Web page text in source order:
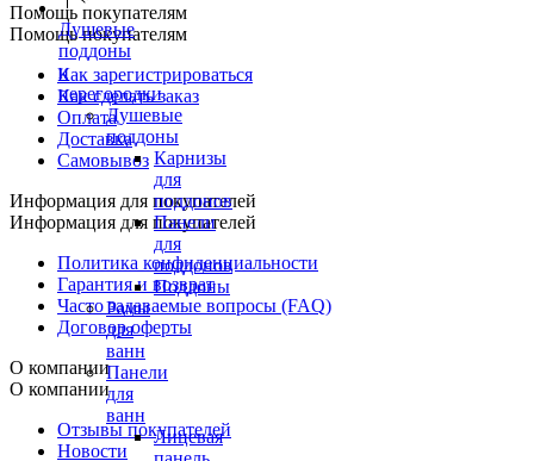
Душевые
поддоны
и
перегородки
Душевые
поддоны
Карнизы
для
поддонов
Панели
для
поддонов
Поддоны
Рамы
для
ванн
Панели
для
ванн
Лицевая
Помощь покупателям
Помощь покупателям
Как зарегистрироваться
Как сделать заказ
Оплата
Доставка
Самовывоз
Информация для покупателей
Информация для покупателей
Политика конфиденциальности
Гарантия и возврат
Часто задаваемые вопросы (FAQ)
Договор оферты
О компании
О компании
Отзывы покупателей
Новости